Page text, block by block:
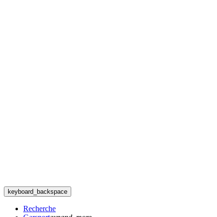
keyboard_backspace
Recherche